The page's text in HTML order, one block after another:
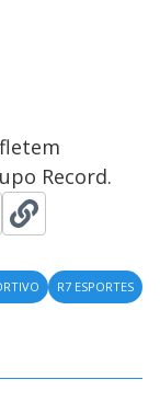
Record.
R7 ESPORTES